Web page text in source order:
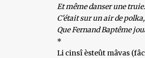
Et même danser une truie.
C'était sur un air de polka,
Que Fernand Baptême
*
Li cinsî èsteût mâvas